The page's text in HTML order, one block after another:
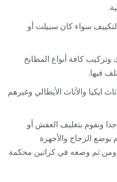
سواء كان سبيلت أو
كافة أنواع المطابخ
فيها.
والأثاث الأيطالي وغيرهم
ونقوم بتغليف العفش أو
بوضع الزجاج والأجهزة
ومن ثم وصعه في كراتين محكمة